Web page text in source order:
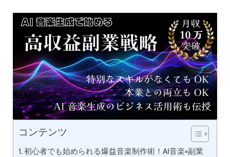
コンテンツ
初心者でも始められる爆益音楽制作術！AI音楽×副業